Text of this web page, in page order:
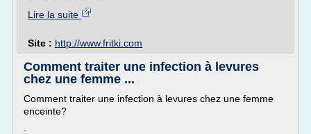
Lire la suite
Site : http://www.fritki.com
Comment traiter une infection à levures
chez une femme ...
Comment traiter une infection à levures chez une femme
enceinte?